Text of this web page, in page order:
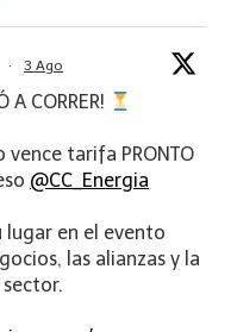
· 3 Ago
A CORRER!
vence tarifa PRONTO
@CC_Energia
lugar en el evento
las alianzas y la